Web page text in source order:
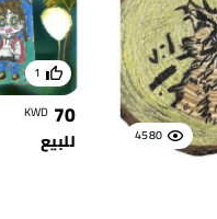
4580
1
70
KWD
للبيع